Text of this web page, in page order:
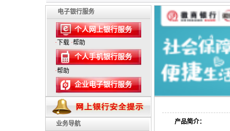
电子银行服务
个人网上银行服务
· 下载 ·帮助
个人手机银行服务
·帮助
企业电子银行服务
业务导航
产品简介：